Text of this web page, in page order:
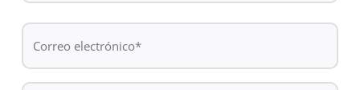
Correo
electrónico